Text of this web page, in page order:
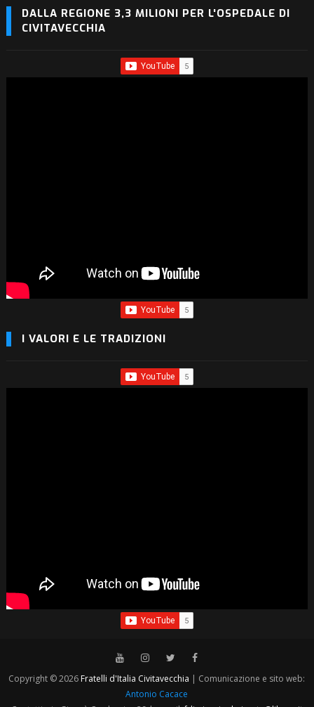
DALLA REGIONE 3,3 MILIONI PER L'OSPEDALE DI
CIVITAVECCHIA
I VALORI E LE TRADIZIONI
Copyright © 2026 Fratelli d'Italia Civitavecchia | Comunicazione e sito web:
Antonio Cacace